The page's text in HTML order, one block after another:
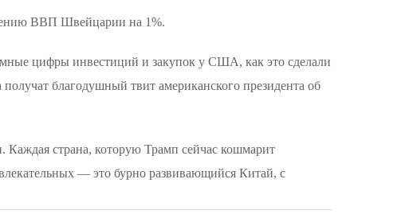
ВВП Швейцарии на 1%.
цифры инвестиций и закупок у США, как это сделали
благодушный твит американского президента об
страна, которую Трамп сейчас кошмарит
— это бурно развивающийся Китай, с